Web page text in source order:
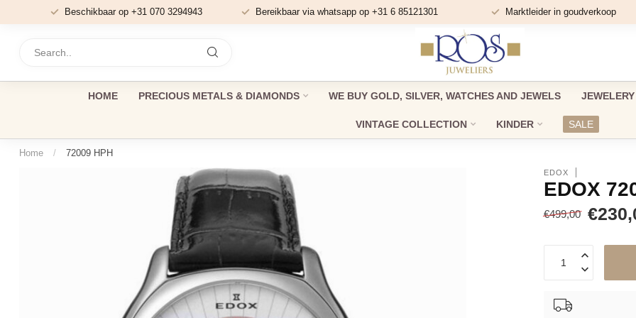
Beschikbaar op +31 070 3294943 Bereikbaar via whatsapp op +31 6 85121301 Marktleider in goudverkoop
HOME PRECIOUS METALS & DIAMONDS WE BUY GOLD, SILVER, WATCHES AND JEWELS JEWELERY
VINTAGE COLLECTION KINDER SALE
Home / 72009 HPH
EDOX
EDOX
€499,00